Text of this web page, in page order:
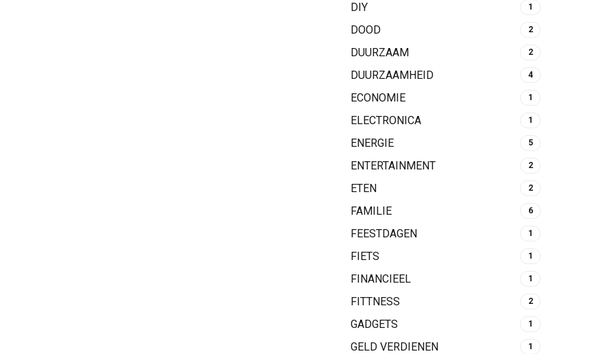
DIY 1
DOOD 2
DUURZAAM 2
DUURZAAMHEID 4
ECONOMIE 1
ELECTRONICA 1
ENERGIE 5
ENTERTAINMENT 2
ETEN 2
FAMILIE 6
FEESTDAGEN 1
FIETS 1
FINANCIEEL 1
FITTNESS 2
GADGETS 1
GELD VERDIENEN 1